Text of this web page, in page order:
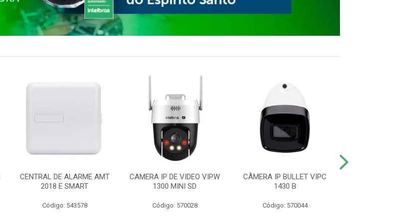
CENTRAL DE ALARME AMT
2018 E SMART
Código: 543578
CAMERA IP DE VIDEO VIPW
1300 MINI SD
Código: 570028
CÂMERA IP BULLET VIPC
1430 B
Código: 570044